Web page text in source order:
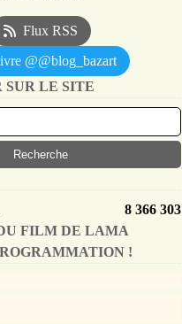
Flux RSS
@@blog_bazart
SUR LE SITE
8 366 303
FILM DE LAMA
!